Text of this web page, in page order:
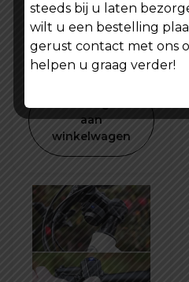
Telefoon en
Fietsframe tas
waterdicht en
€29,99
was:
€ 29,99.
€19,99
is:
€
aan
winkelwagen
steeds bij u laten
wilt u een bestelling
gerust contact met ons
helpen u graag verder!